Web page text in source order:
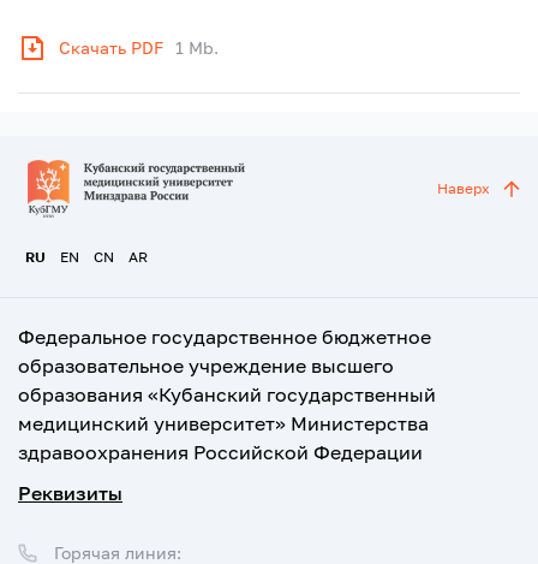
Скачать PDF 1 Mb.
RU EN CN AR
Наверх
Федеральное государственное бюджетное
образовательное учреждение высшего
образования «Кубанский государственный
медицинский университет» Министерства
здравоохранения Российской Федерации
Реквизиты
Горячая линия: